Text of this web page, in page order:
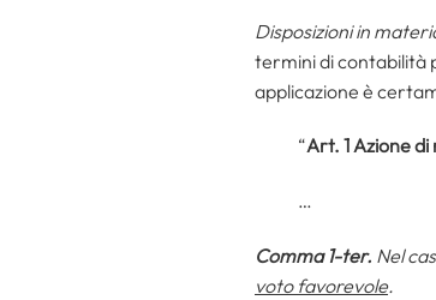
Disposizioni in
termini di contabilità
applicazione è
“Art. 1 Azione
…
Comma 1-ter. Nel
voto favorevole.